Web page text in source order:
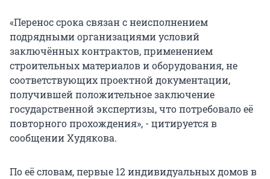
«Перенос срока связан с неисполнением
подрядными организациями условий
заключённых контрактов, применением
строительных материалов и оборудования, не
соответствующих проектной документации,
получившей положительное заключение
государственной экспертизы, что потребовало её
повторного прохождения», - цитируется в
сообщении Худякова.
По её словам, первые 12 индивидуальных домов в